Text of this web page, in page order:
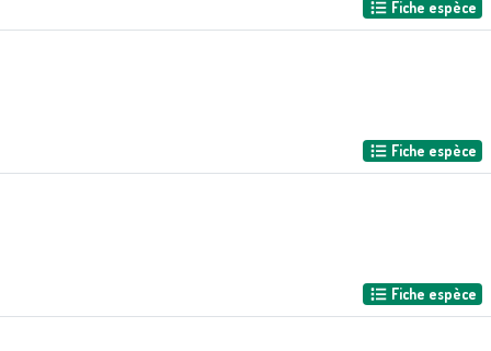
Fiche espèce
Fiche espèce
Fiche espèce